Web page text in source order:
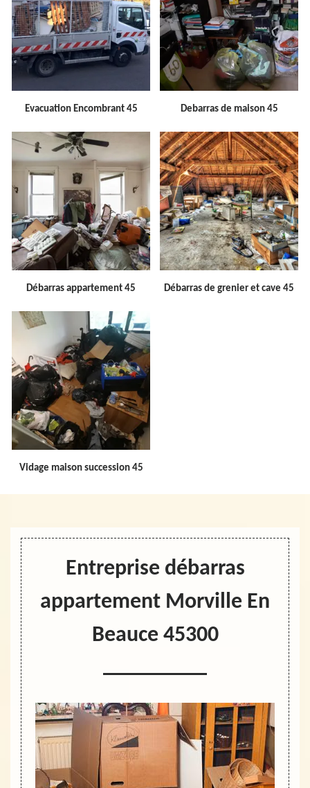
Evacuation Encombrant 45 Debarras de maison 45
Débarras appartement 45 Débarras de grenier et cave 45
Vidage maison succession 45
Entreprise débarras
appartement Morville En
Beauce 45300